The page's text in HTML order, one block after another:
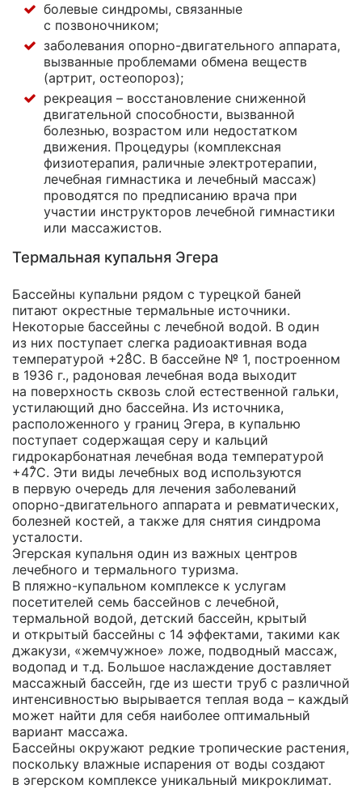
болевые синдромы, связанные
с позвоночником;
заболевания опорно-двигательного аппарата,
вызванные проблемами обмена веществ
(артрит, остеопороз);
рекреация – восстановление сниженной
двигательной способности, вызванной
болезнью, возрастом или недостатком
движения. Процедуры (комплексная
физиотерапия, раличные электротерапии,
лечебная гимнастика и лечебный массаж)
проводятся по предписанию врача при
участии инструкторов лечебной гимнастики
или массажистов.
Термальная купальня Эгера
Бассейны купальни рядом с турецкой баней
питают окрестные термальные источники.
Некоторые бассейны с лечебной водой. В один
из них поступает слегка радиоактивная вода
температурой +28̊С. В бассейне № 1, построенном
в 1936 г., радоновая лечебная вода выходит
на поверхность сквозь слой естественной гальки,
устилающий дно бассейна. Из источника,
расположенного у границ Эгера, в купальню
поступает содержащая серу и кальций
гидрокарбонатная лечебная вода температурой
+47̊С. Эти виды лечебных вод используются
в первую очередь для лечения заболеваний
опорно-двигательного аппарата и ревматических,
болезней костей, а также для снятия синдрома
усталости.
Эгерская купальня один из важных центров
лечебного и термального туризма.
В пляжно-купальном комплексе к услугам
посетителей семь бассейнов с лечебной,
термальной водой, детский бассейн, крытый
и открытый бассейны с 14 эффектами, такими как
джакузи, «жемчужное» ложе, подводный массаж,
водопад и т.д. Большое наслаждение доставляет
массажный бассейн, где из шести труб с различной
интенсивностью вырывается теплая вода – каждый
может найти для себя наиболее оптимальный
вариант массажа.
Бассейны окружают редкие тропические растения,
поскольку влажные испарения от воды создают
в эгерском комплексе уникальный микроклимат.